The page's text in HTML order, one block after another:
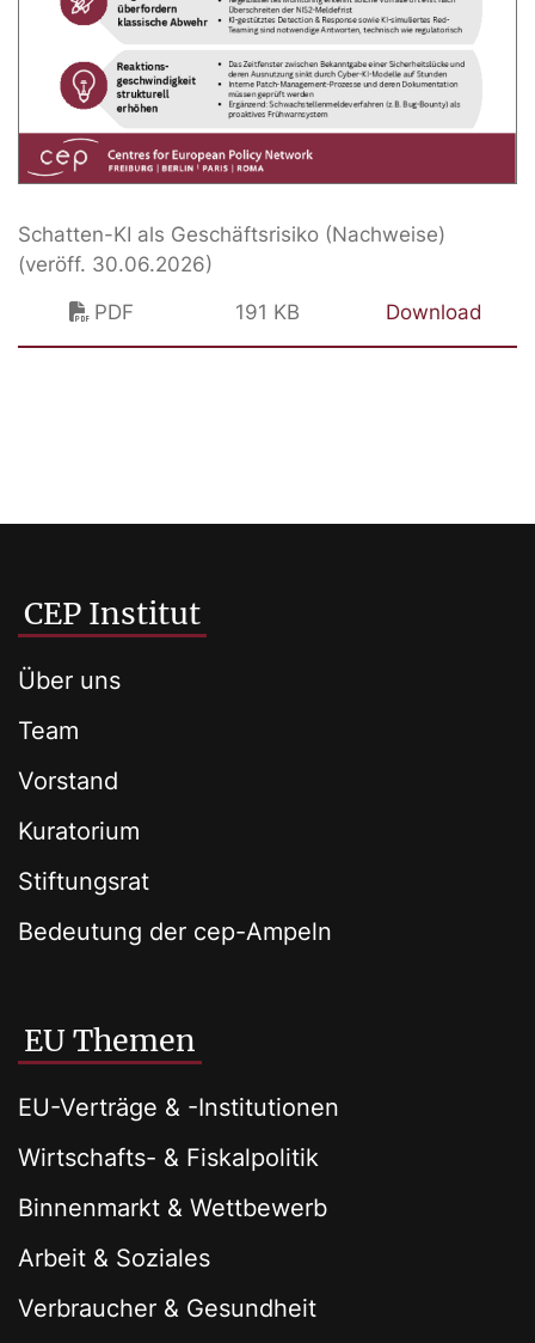
Schatten-KI als Geschäftsrisiko (Nachweise)
(veröff. 30.06.2026)
PDF
191 KB Download
CEP Institut
Über uns
Team
Vorstand
Kuratorium
Stiftungsrat
Bedeutung der cep-Ampeln
EU Themen
EU-Verträge & -Institutionen
Wirtschafts- & Fiskalpolitik
Binnenmarkt & Wettbewerb
Arbeit & Soziales
Verbraucher & Gesundheit